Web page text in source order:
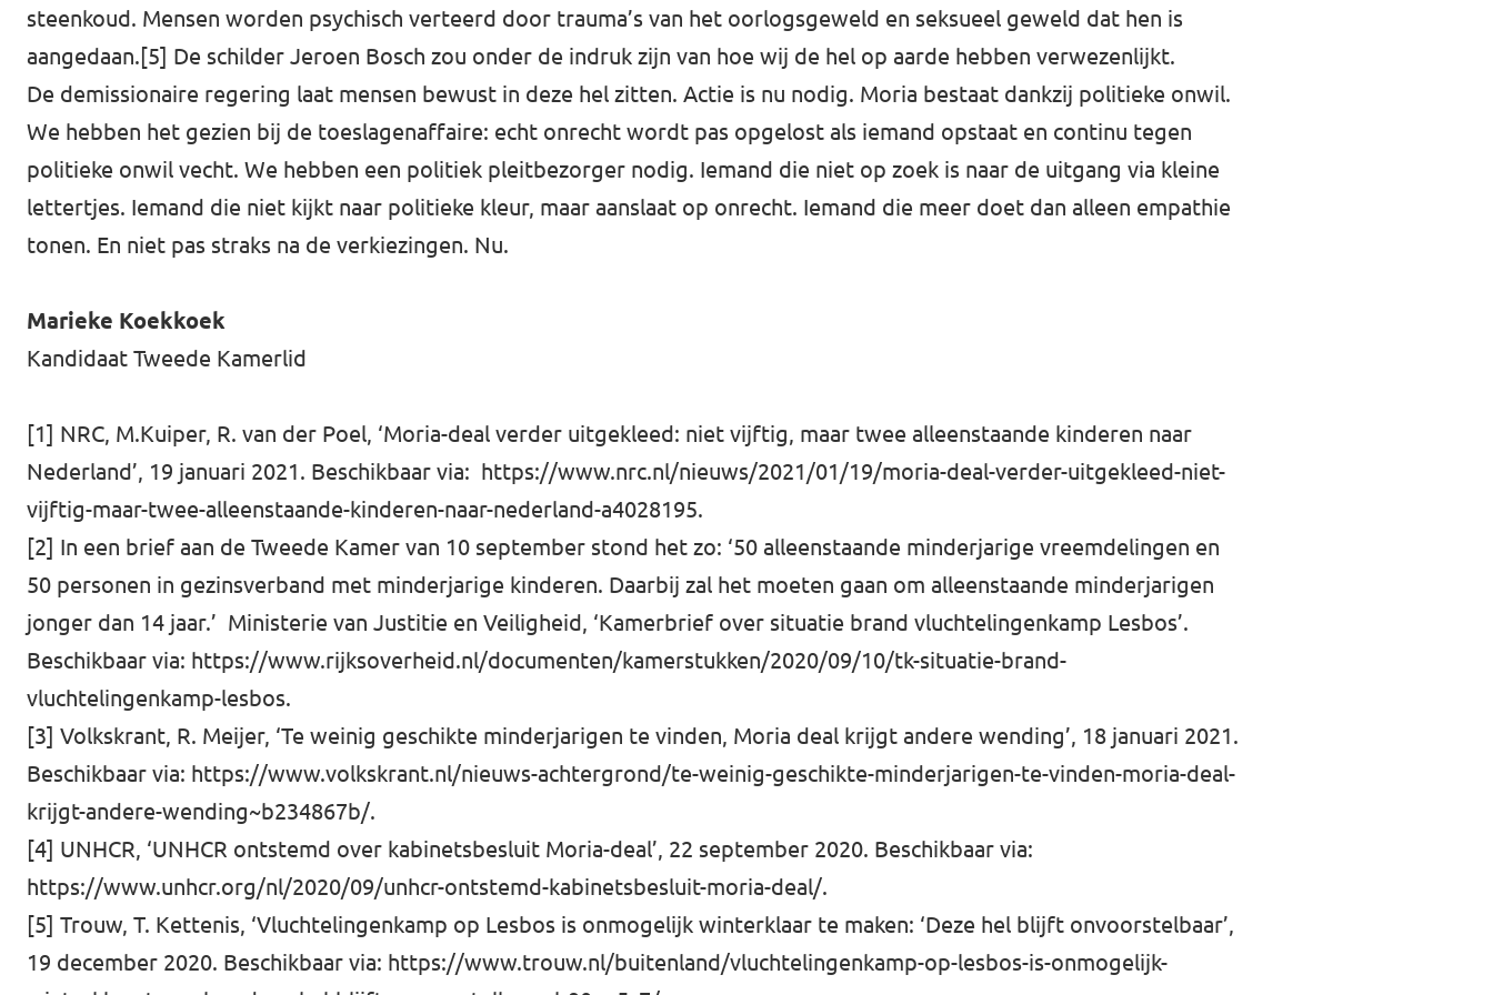
steenkoud. Mensen worden psychisch verteerd door trauma’s van het oorlogsgeweld en seksueel geweld dat hen is
aangedaan.[5] De schilder Jeroen Bosch zou onder de indruk zijn van hoe wij de hel op aarde hebben verwezenlijkt.
De demissionaire regering laat mensen bewust in deze hel zitten. Actie is nu nodig. Moria bestaat dankzij politieke onwil.
We hebben het gezien bij de toeslagenaffaire: echt onrecht wordt pas opgelost als iemand opstaat en continu tegen
politieke onwil vecht. We hebben een politiek pleitbezorger nodig. Iemand die niet op zoek is naar de uitgang via kleine
lettertjes. Iemand die niet kijkt naar politieke kleur, maar aanslaat op onrecht. Iemand die meer doet dan alleen empathie
tonen. En niet pas straks na de verkiezingen. Nu.
Marieke Koekkoek
Kandidaat Tweede Kamerlid
[1] NRC, M.Kuiper, R. van der Poel, ‘Moria-deal verder uitgekleed: niet vijftig, maar twee alleenstaande kinderen naar
Nederland’, 19 januari 2021. Beschikbaar via: https://www.nrc.nl/nieuws/2021/01/19/moria-deal-verder-uitgekleed-niet-
vijftig-maar-twee-alleenstaande-kinderen-naar-nederland-a4028195.
[2] In een brief aan de Tweede Kamer van 10 september stond het zo: ‘50 alleenstaande minderjarige vreemdelingen en
50 personen in gezinsverband met minderjarige kinderen. Daarbij zal het moeten gaan om alleenstaande minderjarigen
jonger dan 14 jaar.’ Ministerie van Justitie en Veiligheid, ‘Kamerbrief over situatie brand vluchtelingenkamp Lesbos’.
Beschikbaar via: https://www.rijksoverheid.nl/documenten/kamerstukken/2020/09/10/tk-situatie-brand-
vluchtelingenkamp-lesbos.
[3] Volkskrant, R. Meijer, ‘Te weinig geschikte minderjarigen te vinden, Moria deal krijgt andere wending’, 18 januari 2021.
Beschikbaar via: https://www.volkskrant.nl/nieuws-achtergrond/te-weinig-geschikte-minderjarigen-te-vinden-moria-deal-
krijgt-andere-wending~b234867b/.
[4] UNHCR, ‘UNHCR ontstemd over kabinetsbesluit Moria-deal’, 22 september 2020. Beschikbaar via:
https://www.unhcr.org/nl/2020/09/unhcr-ontstemd-kabinetsbesluit-moria-deal/.
[5] Trouw, T. Kettenis, ‘Vluchtelingenkamp op Lesbos is onmogelijk winterklaar te maken: ‘Deze hel blijft onvoorstelbaar’,
19 december 2020. Beschikbaar via: https://www.trouw.nl/buitenland/vluchtelingenkamp-op-lesbos-is-onmogelijk-